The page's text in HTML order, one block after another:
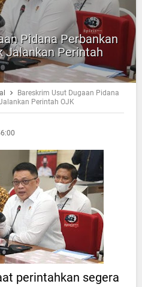
Pidana Perbankan
Jalankan Perintah
Bareskrim Usut Dugaan Pidana
Perintah OJK
perintahkan segera